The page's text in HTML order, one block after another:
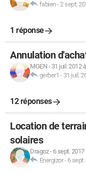
fabien-2 sept.
1 réponse
Annulation
MGEN - 31 juil. 2012
gerber1 - 31 juil.
12 réponses
Location de
solaires
Dragoz- 6 sept. 2017
Energizor- 6